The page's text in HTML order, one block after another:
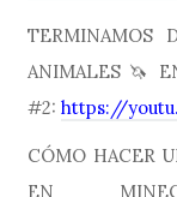
TERMINAMOS
ANIMALES 🦄
#2:https://
CÓMO HACER
EN